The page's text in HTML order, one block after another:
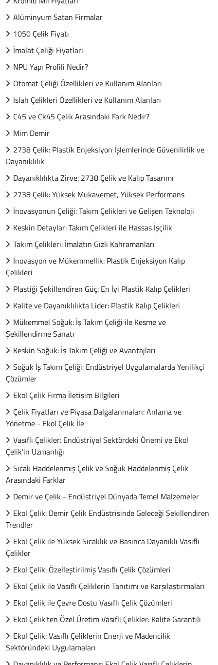
Alüminyum Satan Firmalar
1050 Çelik Fiyatı
İmalat Çeliği Fiyatları
NPU Yapı Profili Nedir?
Otomat Çeliği Özellikleri ve Kullanım Alanları
Islah Çelikleri Özellikleri ve Kullanım Alanları
C45 ve Ck45 Çelik Arasındaki Fark Nedir?
Mim Demir
2738 Çelik: Plastik Enjeksiyon İşlemlerinde Güvenilirlik ve
Dayanıklılık
Dayanıklılıkta Zirve: 2738 Çelik ve Kalıp Tasarımı
2738 Çelik: Yüksek Mukavemet, Yüksek Performans
İnovasyonun Çeliği: Takım Çelikleri ve Gelişen Teknoloji
Keskin Detaylar: Takım Çelikleri ile Hassas İşçilik
Takım Çelikleri: İmalatın Gizli Kahramanları
İnovasyon ve Mükemmellik: Plastik Enjeksiyon Kalıp
Çelikleri
Plastiği Şekillendiren Güç: En İyi Plastik Kalıp Çelikleri
Kalite ve Dayanıklılıkta Lider: Plastik Kalıp Çelikleri
Mükemmel Soğuk: İş Takım Çeliği ile Kesme ve
Şekillendirme Sanatı
Keskin Soğuk: İş Takım Çeliği ve Avantajları
Soğuk İş Takım Çeliği: Endüstriyel Uygulamalarda Yenilikçi
Çözümler
Ekol Çelik Firma İletişim Bilgileri
Çelik Fiyatları ve Piyasa Dalgalanmaları: Anlama ve
Yönetme - Ekol Çelik İle
Vasıflı Çelikler: Endüstriyel Sektördeki Önemi ve Ekol
Çelik'in Uzmanlığı
Sıcak Haddelenmiş Çelik ve Soğuk Haddelenmiş Çelik
Arasındaki Farklar
Demir ve Çelik - Endüstriyel Dünyada Temel Malzemeler
Ekol Çelik: Demir Çelik Endüstrisinde Geleceği Şekillendiren
Trendler
Ekol Çelik ile Yüksek Sıcaklık ve Basınca Dayanıklı Vasıflı
Çelikler
Ekol Çelik: Özelleştirilmiş Vasıflı Çelik Çözümleri
Ekol Çelik ile Vasıflı Çeliklerin Tanıtımı ve Karşılaştırmaları
Ekol Çelik ile Çevre Dostu Vasıflı Çelik Çözümleri
Ekol Çelik'ten Özel Üretim Vasıflı Çelikler: Kalite Garantili
Ekol Çelik: Vasıflı Çeliklerin Enerji ve Madencilik
Sektöründeki Uygulamaları